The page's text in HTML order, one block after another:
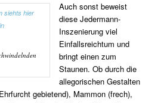
Auch sonst beweist
diese Jedermann-
Inszenierung viel
Einfallsreichtum und
bringt einen zum
Staunen. Ob durch die
allegorischen Gestalten
gebietend), Mammon (frech),